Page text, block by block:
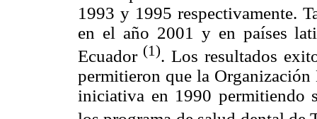
1993 y 1995 respectivamente.
en el año 2001 y en países
Ecuador(1). Los resultados
permitieron que la
iniciativa en 1990 permitiendo